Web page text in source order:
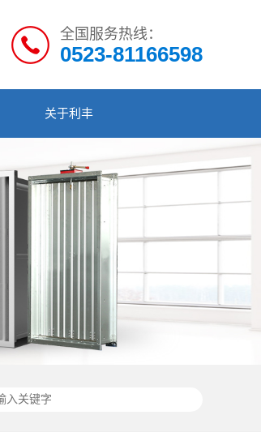
全国服务热线：
0523-81166598
关于利丰